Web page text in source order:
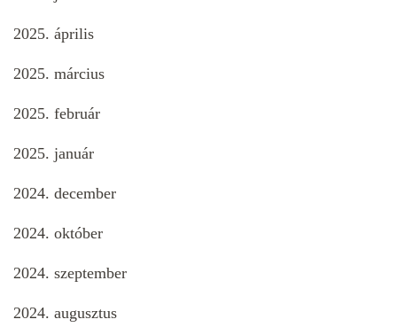
2025. április
2025. március
2025. február
2025. január
2024. december
2024. október
2024. szeptember
2024. augusztus